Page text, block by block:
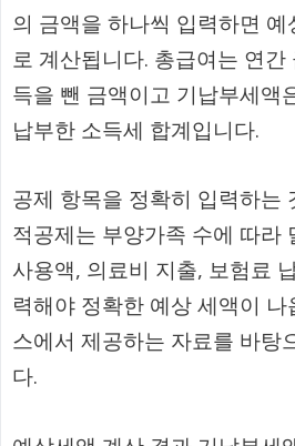
의 금액을 하나씩 입력하면
로 계산됩니다. 총급여는 연
득을 뺀 금액이고 기납부세액
납부한 소득세 합계입니다.
공제 항목을 정확히 입력하는
적공제는 부양가족 수에 따라
사용액, 의료비 지출, 보험료
력해야 정확한 예상 세액이 나
스에서 제공하는 자료를 바탕
다.